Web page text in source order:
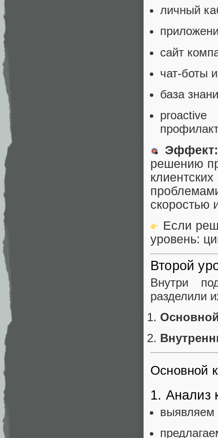
личный
сайт
чат-боты
база
Эффект:
решению
скоростью
Если
уровень:
Второй
Внутри
разделили
Основной
1. Анализ
выявляем